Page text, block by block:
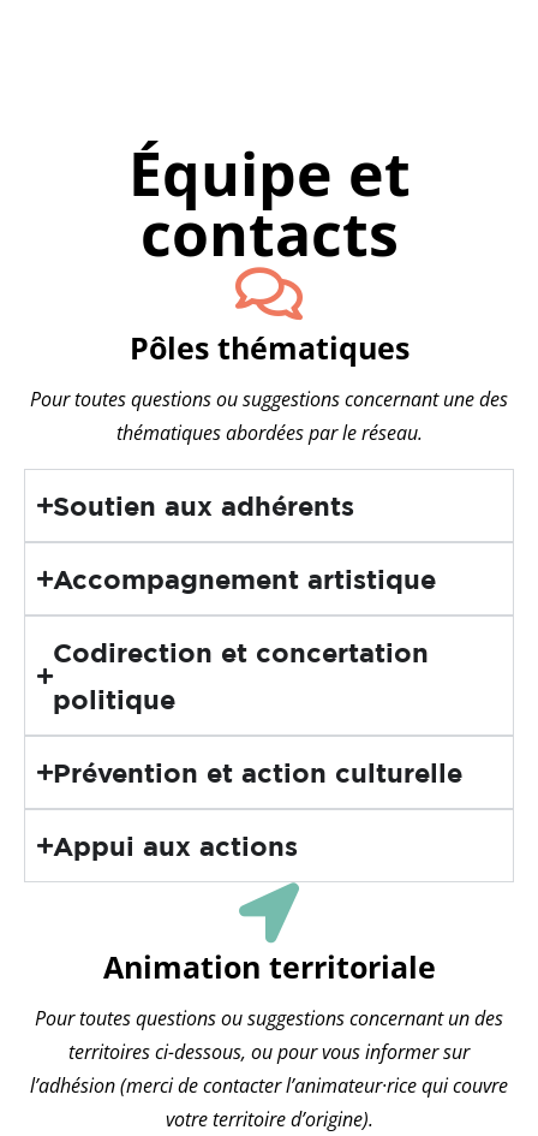
Équipe et
contacts
Pôles thématiques
Pour toutes questions ou suggestions concernant une des
thématiques abordées par le réseau.
Soutien aux adhérents
Accompagnement artistique
Codirection et concertation
politique
Prévention et action culturelle
Appui aux actions
Animation territoriale
Pour toutes questions ou suggestions concernant un des
territoires ci-dessous, ou pour vous informer sur
l’adhésion (merci de contacter l’animateur·rice qui couvre
votre territoire d’origine).